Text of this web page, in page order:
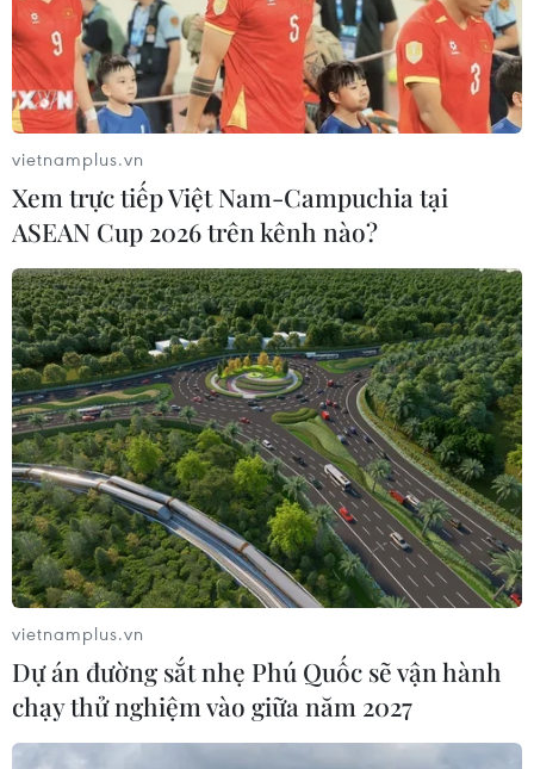
vietnamplus.vn
Xem trực tiếp Việt Nam-Campuchia tại
ASEAN Cup 2026 trên kênh nào?
vietnamplus.vn
Dự án đường sắt nhẹ Phú Quốc sẽ vận hành
chạy thử nghiệm vào giữa năm 2027